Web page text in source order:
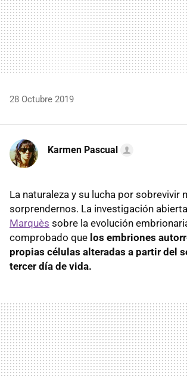
28 Octubre 2019
Karmen Pascual
La naturaleza y su lucha por sobrevivir
sorprendernos. La investigación
Marquès sobre la evolución
comprobado que los embriones
propias células alteradas a partir del
tercer día de vida.